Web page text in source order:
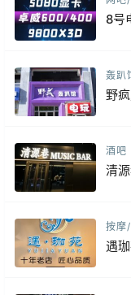
8号
轰趴
野
酒吧
清
按摩
遇